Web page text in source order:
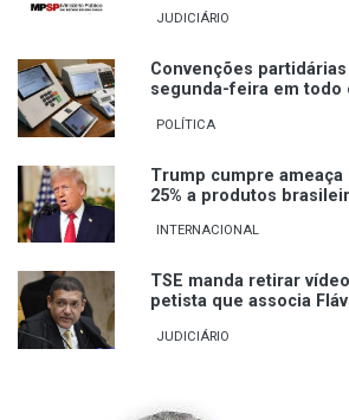
JUDICIÁRIO
Convenções
segunda-feira em todo
POLÍTICA
Trump cumpre
25% a produtos
INTERNACIONAL
TSE manda retirar
petista que associa
JUDICIÁRIO